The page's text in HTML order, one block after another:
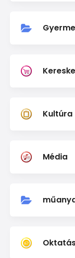
Kultúra
Média